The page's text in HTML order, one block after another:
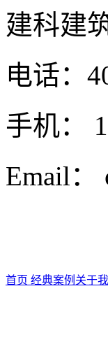
建科建
电话：
手机：
Email：
首页 经典案例 关于我